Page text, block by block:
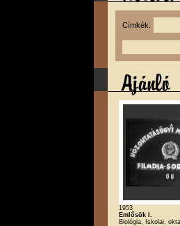
Címkék:
1953
Emlősök I.
Biológia, Iskolai,